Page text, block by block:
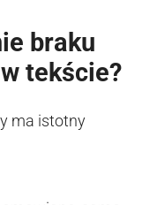
braku
tekście?
ma istotny